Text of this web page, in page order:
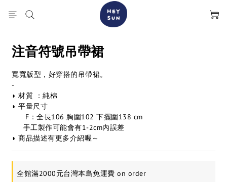
注音符號吊帶裙
寬寬版型，好穿搭的吊帶裙。
-
◗ 材質 ：純棉
◗ 平量尺寸
      F：全長106 胸圍102 下擺圍138 cm
     手工製作可能會有1-2cm內誤差
◗ 商品描述有更多介紹喔～
全館滿2000元台灣本島免運費 on order